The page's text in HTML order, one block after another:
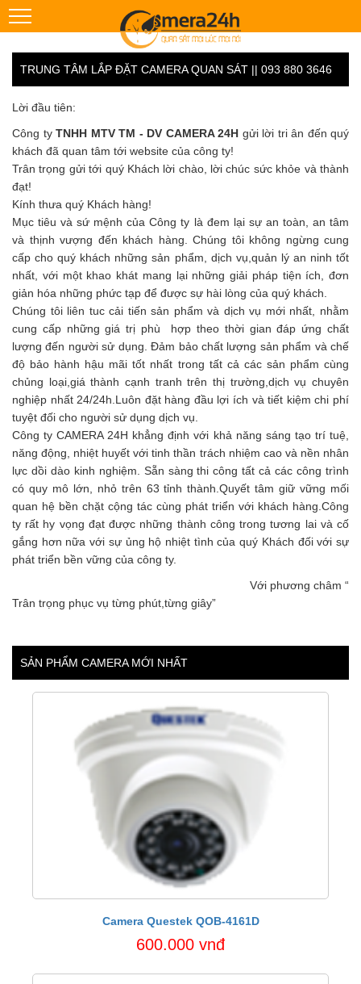
TRUNG TÂM LẮP ĐẶT CAMERA QUAN SÁT || 093 880 3646
Lời đầu tiên:
Công ty TNHH MTV TM - DV CAMERA 24H gửi lời tri ân đến quý
khách đã quan tâm tới website của công ty!
Trân trọng gửi tới quý Khách lời chào, lời chúc sức khỏe và thành
đạt!
Kính thưa quý Khách hàng!
Mục tiêu và sứ mệnh của Công ty là đem lại sự an toàn, an tâm
và thịnh vượng đến khách hàng. Chúng tôi không ngừng cung
cấp cho quý khách những sản phẩm, dịch vụ,quản lý an ninh tốt
nhất, với một khao khát mang lại những giải pháp tiện ích, đơn
giản hóa những phức tạp để được sự hài lòng của quý khách.
Chúng tôi liên tuc cải tiến sản phẩm và dịch vụ mới nhất, nhằm
cung cấp những giá trị phù hợp theo thời gian đáp ứng chất
lượng đến người sử dụng. Đảm bảo chất lượng sản phẩm và chế
độ bảo hành hậu mãi tốt nhất trong tất cả các sản phẩm cùng
chủng loại,giá thành cạnh tranh trên thị trường,dịch vụ chuyên
nghiệp nhất 24/24h.Luôn đặt hàng đầu lợi ích và tiết kiệm chi phí
tuyệt đối cho người sử dụng dịch vụ.
Công ty CAMERA 24H khẳng định với khả năng sáng tạo trí tuệ,
năng động, nhiệt huyết với tinh thần trách nhiệm cao và nền nhân
lực dồi dào kinh nghiệm. Sẵn sàng thi công tất cả các công trình
có quy mô lớn, nhỏ trên 63 tỉnh thành.Quyết tâm giữ vững mối
quan hệ bền chặt cộng tác cùng phát triển với khách hàng.Công
ty rất hy vọng đạt được những thành công trong tương lai và cố
gắng hơn nữa với sự ủng hộ nhiệt tình của quý Khách đối với sự
phát triển bền vững của công ty.
Với phương châm “
Trân trọng phục vụ từng phút,từng giây”
SẢN PHẨM CAMERA MỚI NHẤT
Camera Questek QOB-4161D
600.000 vnđ